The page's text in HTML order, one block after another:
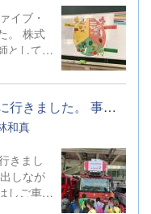
しいた
た! （今
イブ・
。 株式
としてお
で教え
いてイ
。 な
行いま
６月12日（金）土浦消防署見学に行きました。 事前学習で学んだ...
和真
きまし
しなが
しご車を